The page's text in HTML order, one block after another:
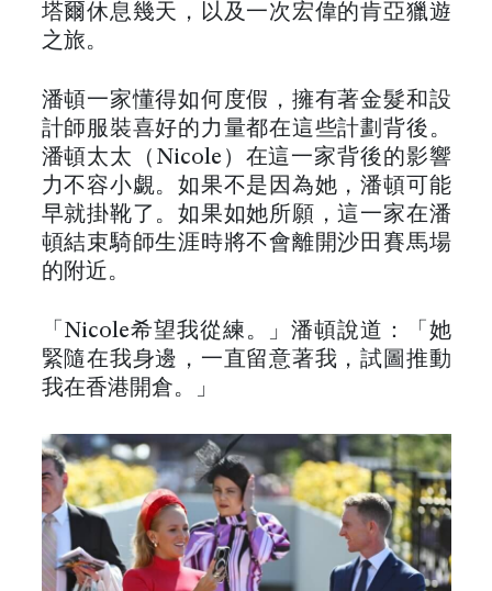
塔爾休息幾天，以及一次宏偉的肯亞獵遊
之旅。
潘頓一家懂得如何度假，擁有著金髮和設
計師服裝喜好的力量都在這些計劃背後。
潘頓太太（Nicole）在這一家背後的影響
力不容小覷。如果不是因為她，潘頓可能
早就掛靴了。如果如她所願，這一家在潘
頓結束騎師生涯時將不會離開沙田賽馬場
的附近。
「Nicole希望我從練。」潘頓說道：「她
緊隨在我身邊，一直留意著我，試圖推動
我在香港開倉。」